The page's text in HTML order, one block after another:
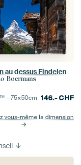
au dessus Findelen
Boermans
–75×50cm 146.-CHF
vous-même la dimension